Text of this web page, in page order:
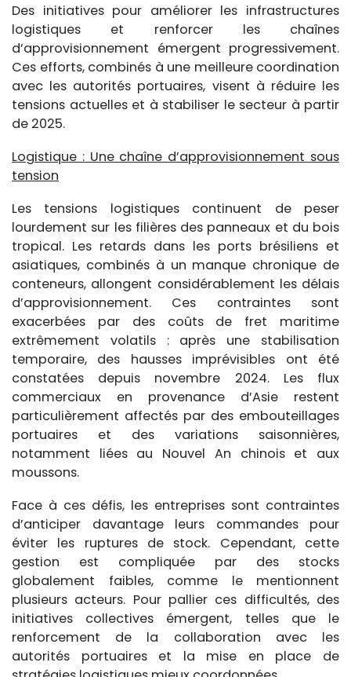
Des initiatives pour améliorer les infrastructures
logistiques et renforcer les chaînes
d’approvisionnement émergent progressivement.
Ces efforts, combinés à une meilleure coordination
avec les autorités portuaires, visent à réduire les
tensions actuelles et à stabiliser le secteur à partir
de 2025.
Logistique : Une chaîne d’approvisionnement sous
tension
Les tensions logistiques continuent de peser
lourdement sur les filières des panneaux et du bois
tropical. Les retards dans les ports brésiliens et
asiatiques, combinés à un manque chronique de
conteneurs, allongent considérablement les délais
d’approvisionnement. Ces contraintes sont
exacerbées par des coûts de fret maritime
extrêmement volatils : après une stabilisation
temporaire, des hausses imprévisibles ont été
constatées depuis novembre 2024. Les flux
commerciaux en provenance d’Asie restent
particulièrement affectés par des embouteillages
portuaires et des variations saisonnières,
notamment liées au Nouvel An chinois et aux
moussons.
Face à ces défis, les entreprises sont contraintes
d’anticiper davantage leurs commandes pour
éviter les ruptures de stock. Cependant, cette
gestion est compliquée par des stocks
globalement faibles, comme le mentionnent
plusieurs acteurs. Pour pallier ces difficultés, des
initiatives collectives émergent, telles que le
renforcement de la collaboration avec les
autorités portuaires et la mise en place de